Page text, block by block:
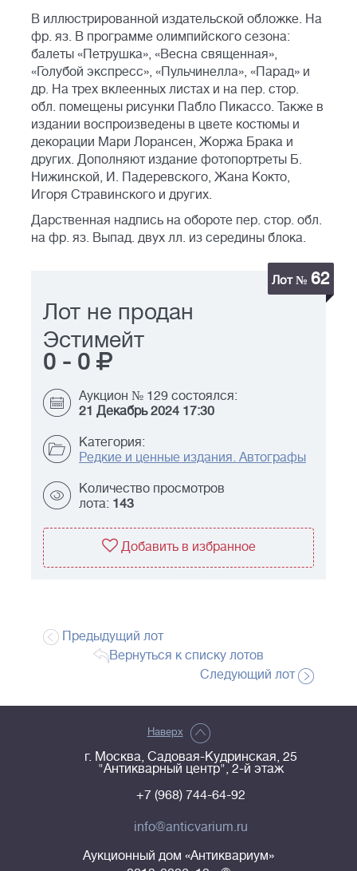
В иллюстрированной издательской обложке. На
фр. яз. В программе олимпийского сезона:
балеты «Петрушка», «Весна священная»,
«Голубой экспресс», «Пульчинелла», «Парад» и
др. На трех вклеенных листах и на пер. стор.
обл. помещены рисунки Пабло Пикассо. Также в
издании воспроизведены в цвете костюмы и
декорации Мари Лорансен, Жоржа Брака и
других. Дополняют издание фотопортреты Б.
Нижинской, И. Падеревского, Жана Кокто,
Игоря Стравинского и других.
Дарственная надпись на обороте пер. стор. обл.
на фр. яз. Выпад. двух лл. из середины блока.
Лот № 62
Лот не продан
Эстимейт
0 - 0
Аукцион № 129 состоялся:
21 Декабрь 2024 17:30
Категория:
Редкие и ценные издания. Автографы
Количество просмотров
лота: 143
Добавить в избранное
Предыдущий лот
Вернуться к списку лотов
Следующий лот
Наверх
г. Москва, Садовая-Кудринская, 25
"Антикварный центр", 2-й этаж
+7 (968) 744-64-92
info@anticvarium.ru
Аукционный дом «Антиквариум»